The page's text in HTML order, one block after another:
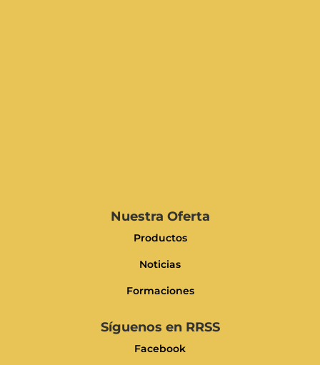
Nuestra Oferta
Productos
Noticias
Formaciones
Síguenos en RRSS
Facebook